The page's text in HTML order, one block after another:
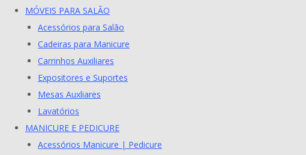
MÓVEIS PARA SALÃO
Acessórios para Salão
Cadeiras para Manicure
Carrinhos Auxiliares
Expositores e Suportes
Mesas Auxliares
Lavatórios
MANICURE E PEDICURE
Acessórios Manicure | Pedicure